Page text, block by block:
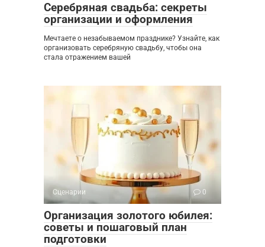
Серебряная свадьба: секреты
организации и оформления
Мечтаете о незабываемом празднике? Узнайте, как
организовать серебряную свадьбу, чтобы она
стала отражением вашей
Сценарии 0
Организация золотого юбилея:
советы и пошаговый план
подготовки